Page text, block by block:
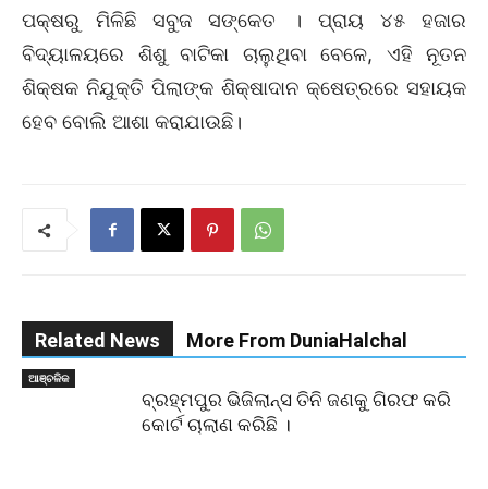
ପକ୍ଷରୁ ମିଳିଛି ସବୁଜ ସଙ୍କେତ । ପ୍ରାୟ ୪୫ ହଜାର
ବିଦ୍ୟାଳୟରେ ଶିଶୁ ବାଟିକା ଚାଲୁଥିବା ବେଳେ, ଏହି ନୂତନ
ଶିକ୍ଷକ ନିଯୁକ୍ତି ପିଲାଙ୍କ ଶିକ୍ଷାଦାନ କ୍ଷେତ୍ରରେ ସହାୟକ
ହେବ ବୋଲି ଆଶା କରାଯାଉଛି।
Related News More From DuniaHalchal
ଆଞ୍ଚଳିକ
ବ୍ରହ୍ମପୁର ଭିଜିଲାନ୍ସ ତିନି ଜଣକୁ ଗିରଫ କରି
କୋର୍ଟ ଚାଲାଣ କରିଛି ।